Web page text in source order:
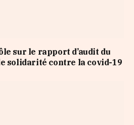
sur le rapport d’audit du
solidarité contre la covid-19